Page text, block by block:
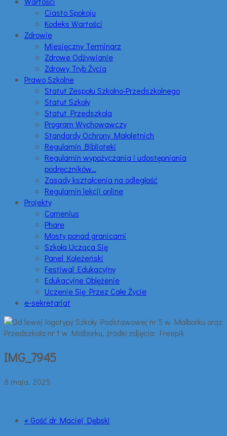
Ciasto Spokoju
Kodeks Wartości
Zdrowie
Miesięczny Terminarz
Zdrowe Odżywianie
Zdrowy Tryb Życia
Prawo Szkolne
Statut Zespołu Szkolno-Przedszkolnego
Statut Szkoły
Statut Przedszkola
Program Wychowawczy
Standardy Ochrony Małoletnich
Regulamin Biblioteki
Regulamin wypożyczania i udostępniania
podręczników…
Zasady kształcenia na odległość
Regulamin lekcji online
Projekty
Comenius
Phare
Mosty ponad granicami
Szkoła Ucząca Się
Panel Koleżeński
Festiwal Edukacyjny
Edukacyjne Oblężenie
Uczenie Się Przez Całe Życie
e-sekretariat
IMG_7945
8 maja, 2025
« Gość dr Maciej Dębski